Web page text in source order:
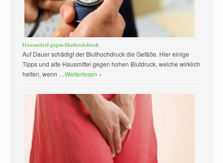
Hausmittel gegen Bluthochdruck
Auf Dauer schädigt der Bluthochdruck die Gefäße. Hier einige
Tipps und alte Hausmittel gegen hohen Blutdruck, welche wirklich
helfen, wenn …Weiterlesen »